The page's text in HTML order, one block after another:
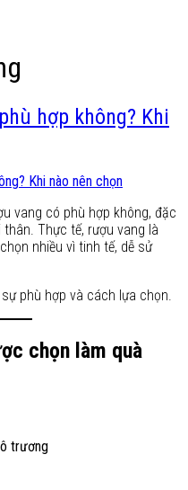
hợp không? Khi
vang có phù hợp không, đặc
Thực tế, rượu vang là
nhiều vì tinh tế, dễ sử
phù hợp và cách lựa chọn.
chọn làm quà
trương